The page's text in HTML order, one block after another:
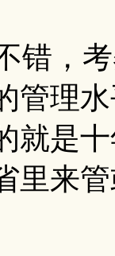
考
管理
就是
里来